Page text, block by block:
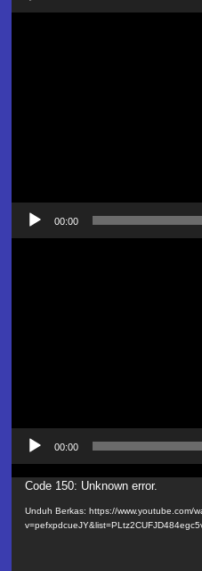
00:00
00:00
Pemutar
Video
Code 150: Unknown error.
Unduh Berkas: https://www.youtube.com/